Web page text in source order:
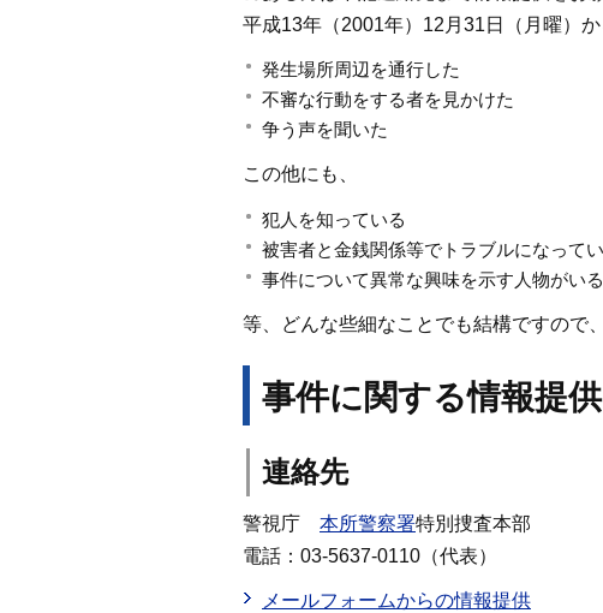
平成13年（2001年）12月31日（月曜）
発生場所周辺を通行した
不審な行動をする者を見かけた
争う声を聞いた
この他にも、
犯人を知っている
被害者と金銭関係等でトラブルになって
事件について異常な興味を示す人物がいる
等、どんな些細なことでも結構ですので
事件に関する情報提
連絡先
警視庁 本所警察署特別捜査本部
電話：03-5637-0110（代表）
メールフォームからの情報提供